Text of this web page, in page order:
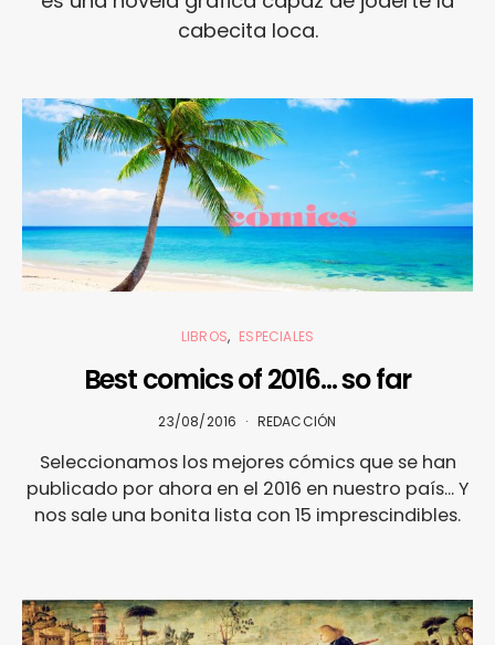
cabecita loca.
LIBROS ESPECIALES
Best comics of 2016… so far
23/08/2016 REDACCIÓN
Seleccionamos los mejores cómics que se han
publicado por ahora en el 2016 en nuestro país... Y
nos sale una bonita lista con 15 imprescindibles.